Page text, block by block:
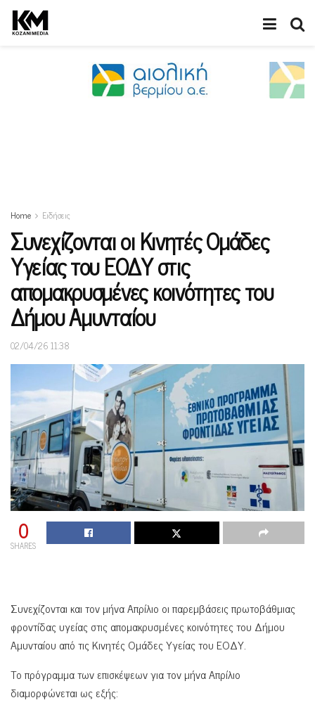
Home Ειδήσεις
Συνεχίζονται οι Κινητές Ομάδες
Υγείας του ΕΟΔΥ στις
απομακρυσμένες κοινότητες του
Δήμου Αμυνταίου
02/04/26 11:38
0
SHARES
Συνεχίζονται και τον μήνα Απρίλιο οι παρεμβάσεις πρωτοβάθμιας
φροντίδας υγείας στις απομακρυσμένες κοινότητες του Δήμου
Αμυνταίου από τις Κινητές Ομάδες Υγείας του ΕΟΔΥ.
Το πρόγραμμα των επισκέψεων για τον μήνα Απρίλιο
διαμορφώνεται ως εξής: